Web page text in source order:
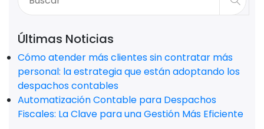
Últimas Noticias
Cómo atender más clientes sin contratar más
personal: la estrategia que están adoptando los
despachos contables
Automatización Contable para Despachos
Fiscales: La Clave para una Gestión Más Eficiente